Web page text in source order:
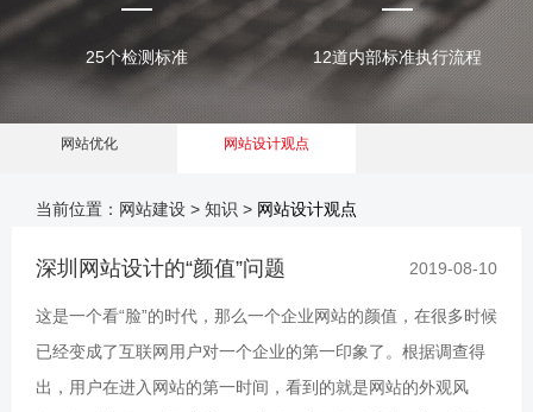
25个检测标准 12道内部标准执行流程
公司网站签约 公司招聘 网站建设知识
网站优化 网站设计观点
当前位置： 网站建设 > 知识 > 网站设计观点
深圳网站设计的“颜值”问题 2019-08-10
这是一个看“脸”的时代，那么一个企业网站的颜值，在很多时候
已经变成了互联网用户对一个企业的第一印象了。根据调查得
出，用户在进入网站的第一时间，看到的就是网站的外观风